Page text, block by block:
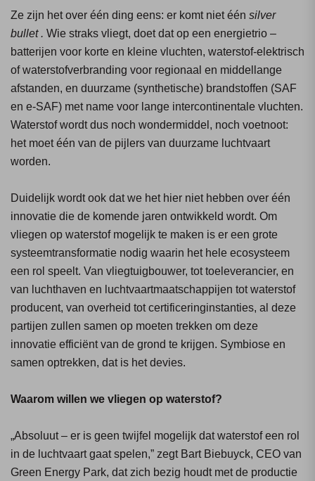
Ze zijn het over één ding eens: er komt niet één silver
bullet . Wie straks vliegt, doet dat op een energietrio –
batterijen voor korte en kleine vluchten, waterstof-elektrisch
of waterstofverbranding voor regionaal en middellange
afstanden, en duurzame (synthetische) brandstoffen (SAF
en e-SAF) met name voor lange intercontinentale vluchten.
Waterstof wordt dus noch wondermiddel, noch voetnoot:
het moet één van de pijlers van duurzame luchtvaart
worden.
Duidelijk wordt ook dat we het hier niet hebben over één
innovatie die de komende jaren ontwikkeld wordt. Om
vliegen op waterstof mogelijk te maken is er een grote
systeemtransformatie nodig waarin het hele ecosysteem
een rol speelt. Van vliegtuigbouwer, tot toeleverancier, en
van luchthaven en luchtvaartmaatschappijen tot waterstof
producent, van overheid tot certificeringinstanties, al deze
partijen zullen samen op moeten trekken om deze
innovatie efficiënt van de grond te krijgen. Symbiose en
samen optrekken, dat is het devies.
Waarom willen we vliegen op waterstof?
„Absoluut – er is geen twijfel mogelijk dat waterstof een rol
in de luchtvaart gaat spelen,” zegt Bart Biebuyck, CEO van
Green Energy Park, dat zich bezig houdt met de productie